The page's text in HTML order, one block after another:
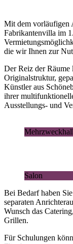
Mit dem vorläufigen
Fabrikantenvilla im
die wir Ihnen zur
Der Reiz der Räume
Originalstruktur,
Künstler aus
ihrer
Ausstellungs- und
Salon
Bei Bedarf haben
separaten
Wunsch das
Grillen.
Für Schulungen